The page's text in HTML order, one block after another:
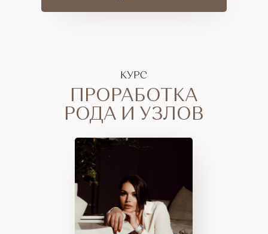
КУРС
ПРОРАБОТКА
РОДА И УЗЛОВ